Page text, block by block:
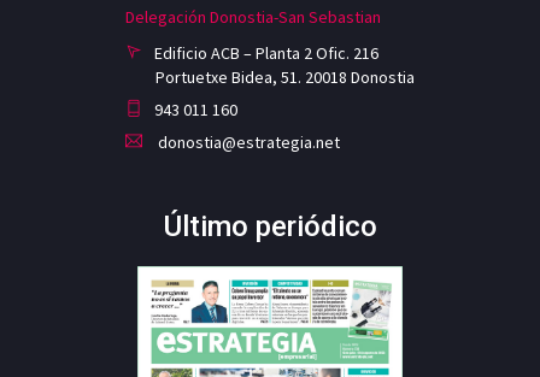
Delegación Donostia-San Sebastian
Edificio ACB – Planta 2 Ofic. 216
Portuetxe Bidea, 51. 20018 Donostia
943 011 160
donostia@estrategia.net
Último periódico